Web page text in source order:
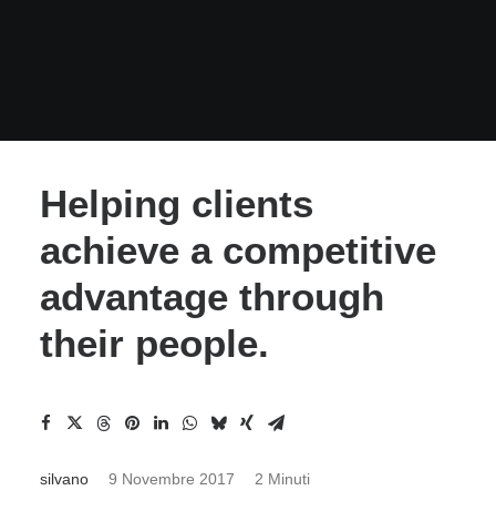
Helping clients
achieve a competitive
advantage through
their people.
silvano 9 Novembre 2017 2 Minuti